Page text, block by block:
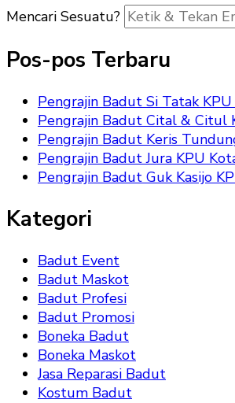
Mencari Sesuatu?
Pos-pos Terbaru
Pengrajin Badut Si Tatak
Pengrajin Badut Cital & Citul
Pengrajin Badut Keris
Pengrajin Badut Jura KPU
Pengrajin Badut Guk Kasijo
Kategori
Badut Event
Badut Maskot
Badut Profesi
Badut Promosi
Boneka Badut
Boneka Maskot
Jasa Reparasi Badut
Kostum Badut